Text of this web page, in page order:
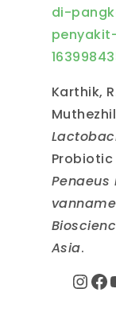
di-
Karthik,
Penaeus
Asia.